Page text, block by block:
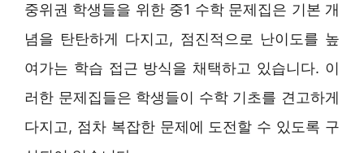
중위권 학생들을 위한 중1 수학 문제집은 기본 개
념을 탄탄하게 다지고, 점진적으로 난이도를 높
여가는 학습 접근 방식을 채택하고 있습니다. 이
러한 문제집들은 학생들이 수학 기초를 견고하게
다지고, 점차 복잡한 문제에 도전할 수 있도록 구